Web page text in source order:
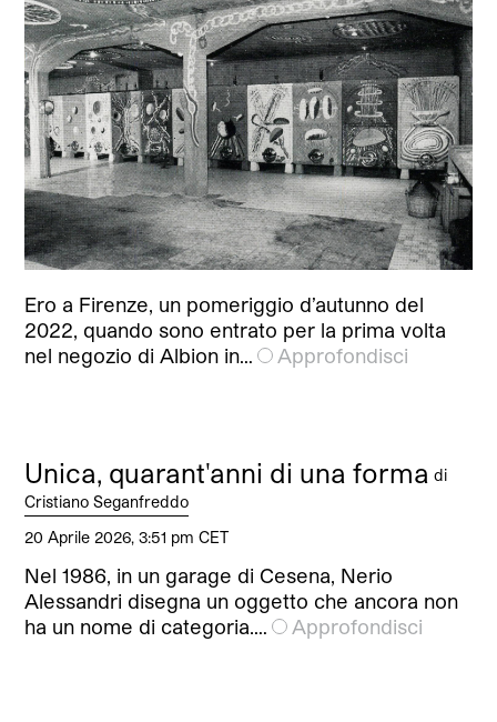
Ero a Firenze, un pomeriggio d’autunno del
2022, quando sono entrato per la prima volta
nel negozio di Albion in…
Approfondisci
Unica, quarant'anni di una forma di
Cristiano Seganfreddo
20 Aprile 2026, 3:51 pm CET
Nel 1986, in un garage di Cesena, Nerio
Alessandri disegna un oggetto che ancora non
ha un nome di categoria.…
Approfondisci